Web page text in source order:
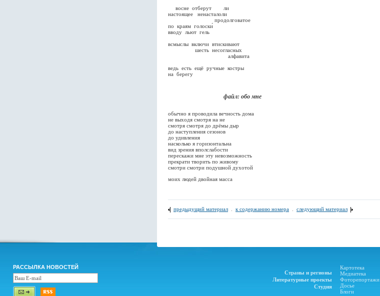
восне отберут ли
настоящее ненасталоли
продолговатое
по краям голоски́
вводу льют гель
всмыслы включи втискивают
шесть несогласных
алфавита
ведь есть ещё ручные костры
на берегу
файл: обо мне
обычно я проводила вечность дома
не выходя смотря на не
смотря смотря до дрёмы дыр
до наступления сезонов
до удивления
насколько я горизонтальна
вид зрения вполслабости
перескажи мне эту невозможность
прекрати творить по живому
смотри смотри подушной духотой
моих людей двойная масса
предыдущий материал к содержанию номера следующий материал
РАССЫЛКА НОВОСТЕЙ
Страны и регионы
Литературные проекты
Студия
Картотека
Медиатека
Фоторепортажи
Досье
Блоги